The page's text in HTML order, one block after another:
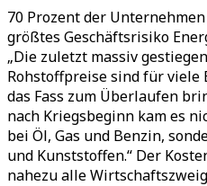
70 Prozent der
größtes Geschäftsrisiko
„Die zuletzt massiv
Rohstoffpreise sind für viele
das Fass zum Überlaufen
nach Kriegsbeginn kam es
bei Öl, Gas und Benzin,
und Kunststoffen.“ Der
nahezu alle